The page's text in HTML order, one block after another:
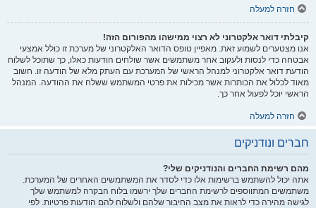
חזרה למעלה
קיבלתי דואר אלקטרוני לא רצוי ממישהו מהפורום הזה!
אנו מצטערים לשמוע זאת. מאפיין טופס הדואר האלקטרוני של מערכת זו כולל אמצעי
אבטחה כדי לנסות ולעקוב אחר משתמשים אשר שולחים הודעות כאלו, כך שתוכל לשלוח
הודעת דואר אלקטרוני למנהל הראשי של המערכת עם העתק מלא של הודעה זו. חשוב
מאוד לכלול את הכותרות אשר מכילות את פרטי המשתמש ששלח את ההודעה. המנהל
הראשי יוכל לפעול אחר כך.
חזרה למעלה
חברים ונודניקים
מהם רשימת החברים והנודניקים שלי?
אתה יכול להשתמש ברשימות אלו כדי לסדר את המשתמשים האחרים של המערכת.
משתמשים המתווספים לרשימת החברים שלך ירשמו בלוח הבקרה למשתמש שלך
לגישה מהירה כדי לראות את מצב החיבור שלהם ולשלוח להם הודעות פרטיות. לפי